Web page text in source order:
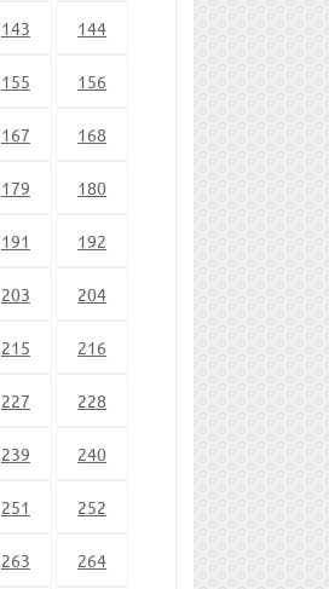
143 144
155 156
167 168
179 180
191 192
203 204
215 216
227 228
239 240
251 252
263 264